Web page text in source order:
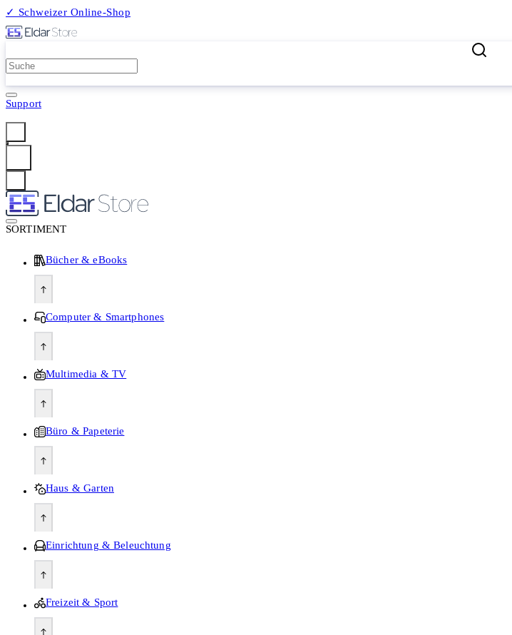
✓ Schweizer Online-Shop
Support
SORTIMENT
Bücher & eBooks
Computer & Smartphones
Multimedia & TV
Büro & Papeterie
Haus & Garten
Einrichtung & Beleuchtung
Freizeit & Sport